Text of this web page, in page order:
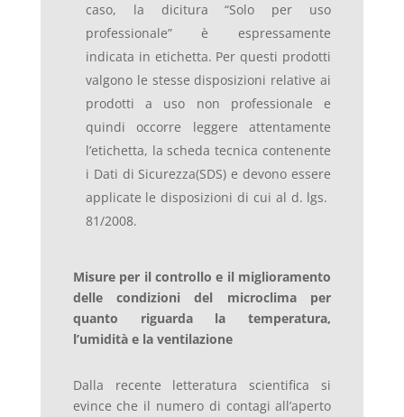
caso, la dicitura “Solo per uso
professionale” è espressamente
indicata in etichetta. Per questi prodotti
valgono le stesse disposizioni relative ai
prodotti a uso non professionale e
quindi occorre leggere attentamente
l’etichetta, la scheda tecnica contenente
i Dati di Sicurezza(SDS) e devono essere
applicate le disposizioni di cui al d. lgs.
81/2008.
Misure per il controllo e il miglioramento
delle condizioni del microclima per
quanto riguarda la temperatura,
l’umidità e la ventilazione
Dalla recente letteratura scientifica si
evince che il numero di contagi all’aperto